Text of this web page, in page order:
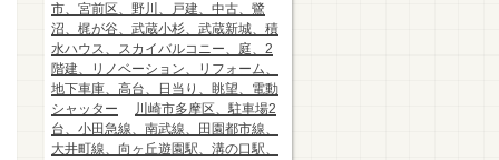
市、宮前区、野川、戸建、中古、鷺
沼、梶が谷、武蔵小杉、武蔵新城、積
水ハウス、スカイバルコニー、庭、2
階建、リノベーション、リフォーム、
地下車庫、高台、日当り、眺望、電動
シャッター
川崎市多摩区、駐車場2
台、小田急線、南武線、田園都市線、
大井町線、向ヶ丘遊園駅、溝の口駅、